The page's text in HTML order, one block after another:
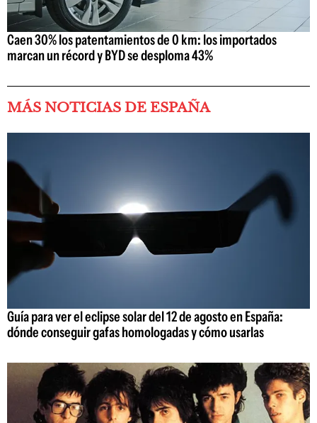
Caen 30% los patentamientos de 0 km: los importados
marcan un récord y BYD se desploma 43%
MÁS NOTICIAS DE ESPAÑA
Guía para ver el eclipse solar del 12 de agosto en España:
dónde conseguir gafas homologadas y cómo usarlas